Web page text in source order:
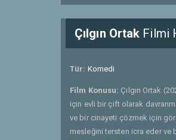
Çılgın Ortak Filmi
Tür: Komedi
Film Konusu: Çılgın Ortak
için evli bir çift olarak
ve bir cinayeti çözmek için
mesleğini tersten icra eder ve